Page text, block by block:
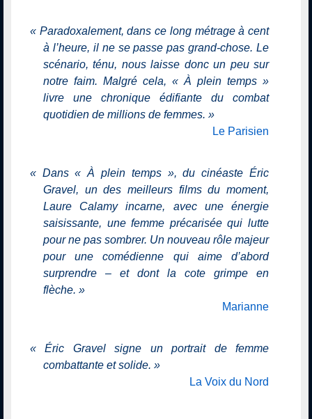
« Paradoxalement, dans ce long métrage à cent
à l’heure, il ne se passe pas grand-chose. Le
scénario, ténu, nous laisse donc un peu sur
notre faim. Malgré cela, « À plein temps »
livre une chronique édifiante du combat
quotidien de millions de femmes. »
Le Parisien
« Dans « À plein temps », du cinéaste Éric
Gravel, un des meilleurs films du moment,
Laure Calamy incarne, avec une énergie
saisissante, une femme précarisée qui lutte
pour ne pas sombrer. Un nouveau rôle majeur
pour une comédienne qui aime d’abord
surprendre – et dont la cote grimpe en
flèche. »
Marianne
«Éric Gravel signe un portrait de femme
combattante et solide. »
La Voix du Nord